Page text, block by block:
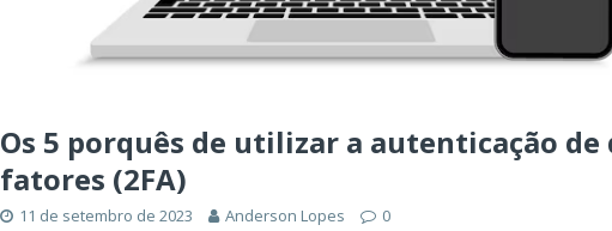
Os 5 porquês de utilizar a autenticação de
fatores (2FA)
11 de setembro de 2023 Anderson Lopes 0